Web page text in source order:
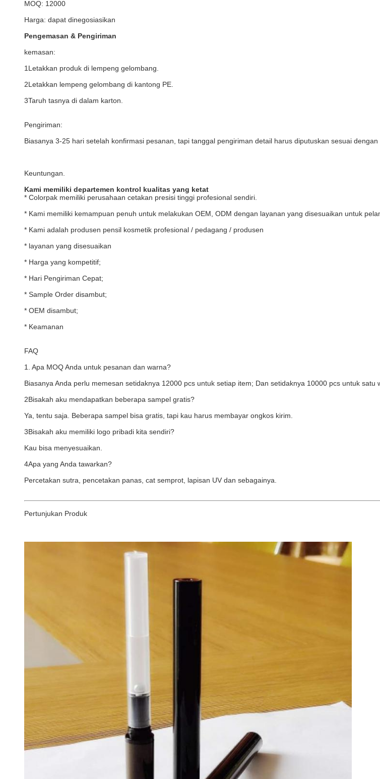
MOQ: 12000
Harga: dapat dinegosiasikan
Pengemasan & Pengiriman
kemasan:
1Letakkan produk di lempeng gelombang.
2Letakkan lempeng gelombang di kantong PE.
3Taruh tasnya di dalam karton.
Pengiriman:
Biasanya 3-25 hari setelah konfirmasi pesanan, tapi tanggal pengiriman detail harus diputuskan sesuai
Keuntungan.
Kami memiliki departemen kontrol kualitas yang ketat
* Colorpak memiliki perusahaan cetakan presisi tinggi profesional sendiri.
* Kami memiliki kemampuan penuh untuk melakukan OEM, ODM dengan layanan yang disesuaikan untuk
* Kami adalah produsen pensil kosmetik profesional / pedagang / produsen
* layanan yang disesuaikan
* Harga yang kompetitif;
* Hari Pengiriman Cepat;
* Sample Order disambut;
* OEM disambut;
* Keamanan
FAQ
1. Apa MOQ Anda untuk pesanan dan warna?
Biasanya Anda perlu memesan setidaknya 12000 pcs untuk setiap item; Dan setidaknya 10000 pcs untuk satu
2Bisakah aku mendapatkan beberapa sampel gratis?
Ya, tentu saja. Beberapa sampel bisa gratis, tapi kau harus membayar ongkos kirim.
3Bisakah aku memiliki logo pribadi kita sendiri?
Kau bisa menyesuaikan.
4Apa yang Anda tawarkan?
Percetakan sutra, pencetakan panas, cat semprot, lapisan UV dan sebagainya.
Pertunjukan Produk